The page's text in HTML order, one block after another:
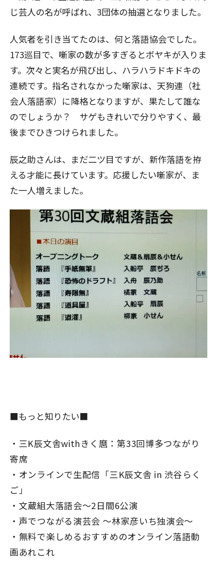
じ芸人の名が呼ばれ、3団体の抽選となりました。
人気者を引き当てたのは、何と落語協会でした。
173巡目で、噺家の数が多すぎるとボヤキが入りま
す。次々と実名が飛び出し、ハラハラドキドキの
連続です。指名されなかった噺家は、天狗連（社
会人落語家）に降格となりますが、果たして誰な
のでしょうか？ サゲもきれいで分りやすく、最
後までひきつけられました。
辰之助さんは、まだ二ツ目ですが、新作落語を拵
える才能に長けています。応援したい噺家が、ま
た一人増えました。
■もっと知りたい■
三K辰文舎withきく麿：第33回博多つながり
寄席
オンラインで生配信「三K辰文舎 in 渋谷らく
ご」
文蔵組大落語会～2日間6公演
声でつながる演芸会 ～林家彦いち独演会～
無料で楽しめるおすすめのオンライン落語動
画あれこれ